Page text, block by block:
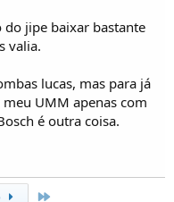
jipe baixar bastante
valia.
lucas, mas para já
UMM apenas com
é outra coisa.